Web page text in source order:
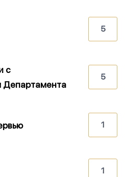
5
с
Департамента
5
1
1